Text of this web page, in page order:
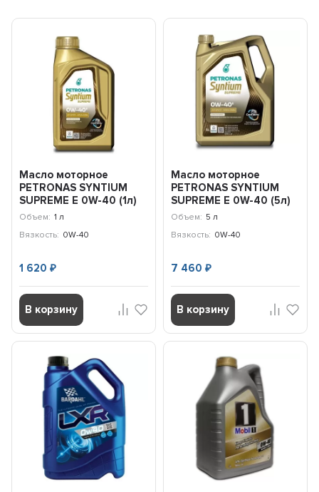
Масло моторное
PETRONAS SYNTIUM
SUPREME E 0W-40 (1л)
71227E18EU
Объем: 1 л
Вязкость: 0W-40
1 620₽
В корзину
Масло моторное
PETRONAS SYNTIUM
SUPREME E 0W-40 (5л)
71227M12EU
Объем: 5 л
Вязкость: 0W-40
7 460 ₽
В корзину